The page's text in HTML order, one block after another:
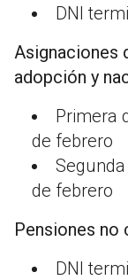
DNI
Asignaciones
adopción y
Primera
de febrero
de febrero
Pensiones no
DNI